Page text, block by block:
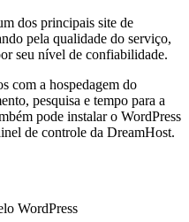
dos principais site de
pela qualidade do serviço,
seu nível de confiabilidade.
com a hospedagem do
pesquisa e tempo para a
pode instalar o WordPress
de controle da DreamHost.
WordPress